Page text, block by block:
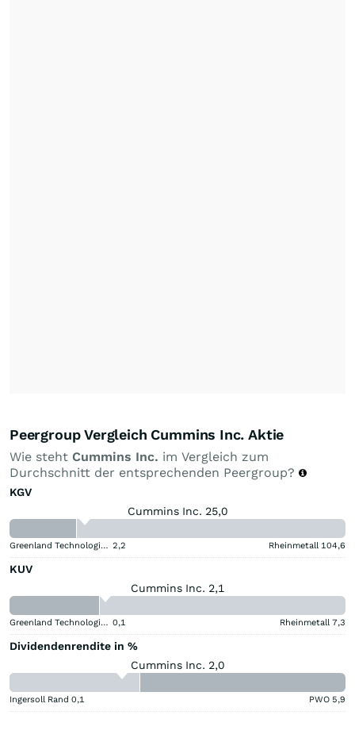
Peergroup Vergleich Cummins Inc. Aktie
Wie steht Cummins Inc. im Vergleich zum
Durchschnitt der entsprechenden Peergroup?
KGV
Cummins Inc. 25,0
Greenland Technologies Holding 2,2 Rheinmetall 104,6
KUV
Cummins Inc. 2,1
Greenland Technologies Holding 0,1 Rheinmetall 7,3
Dividendenrendite in %
Cummins Inc. 2,0
Ingersoll Rand 0,1 PWO 5,9